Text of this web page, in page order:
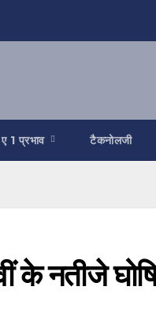
ए 1 प्रभाव टैकनोलजी
नतीजे